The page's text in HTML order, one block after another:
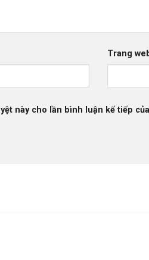
Trang
này cho lần bình luận kế tiếp